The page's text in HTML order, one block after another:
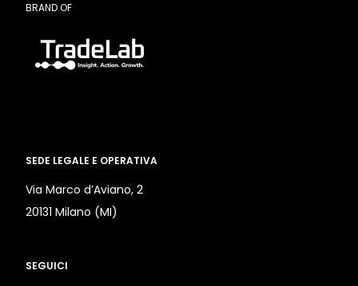
BRAND OF
SEDE LEGALE E OPERATIVA
Via Marco d’Aviano, 2
20131 Milano (MI)
SEGUICI